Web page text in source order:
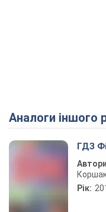
Аналоги іншого
ГДЗ
Рік: